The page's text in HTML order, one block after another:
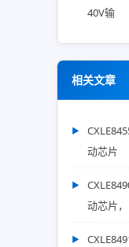
40V输
相关文章
动芯片
动芯片，